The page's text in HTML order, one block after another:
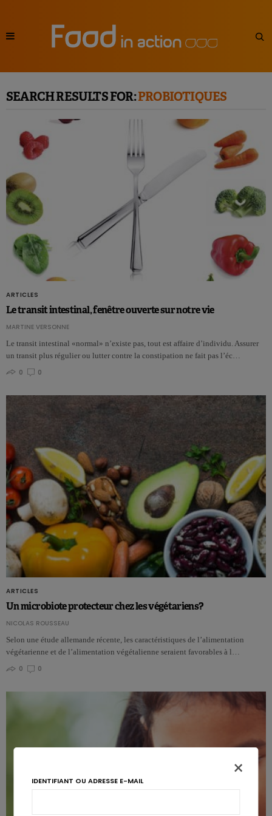
SEARCH RESULTS FOR:PROBIOTIQUES
ARTICLES
Le transit intestinal, fenêtre ouverte sur notre vie
MARTINE VERSONNE
Le transit intestinal «normal» n’existe pas, tout est affaire d’individu. Assurer
un transit plus régulier ou lutter contre la constipation ne fait pas l’éc…
0
0
ARTICLES
Un microbiote protecteur chez les végétariens?
NICOLAS ROUSSEAU
Selon une étude allemande récente, les caractéristiques de l’alimentation
végétarienne et de l’alimentation végétalienne seraient favorables à l…
0
0
×
IDENTIFIANT OU ADRESSE E-MAIL